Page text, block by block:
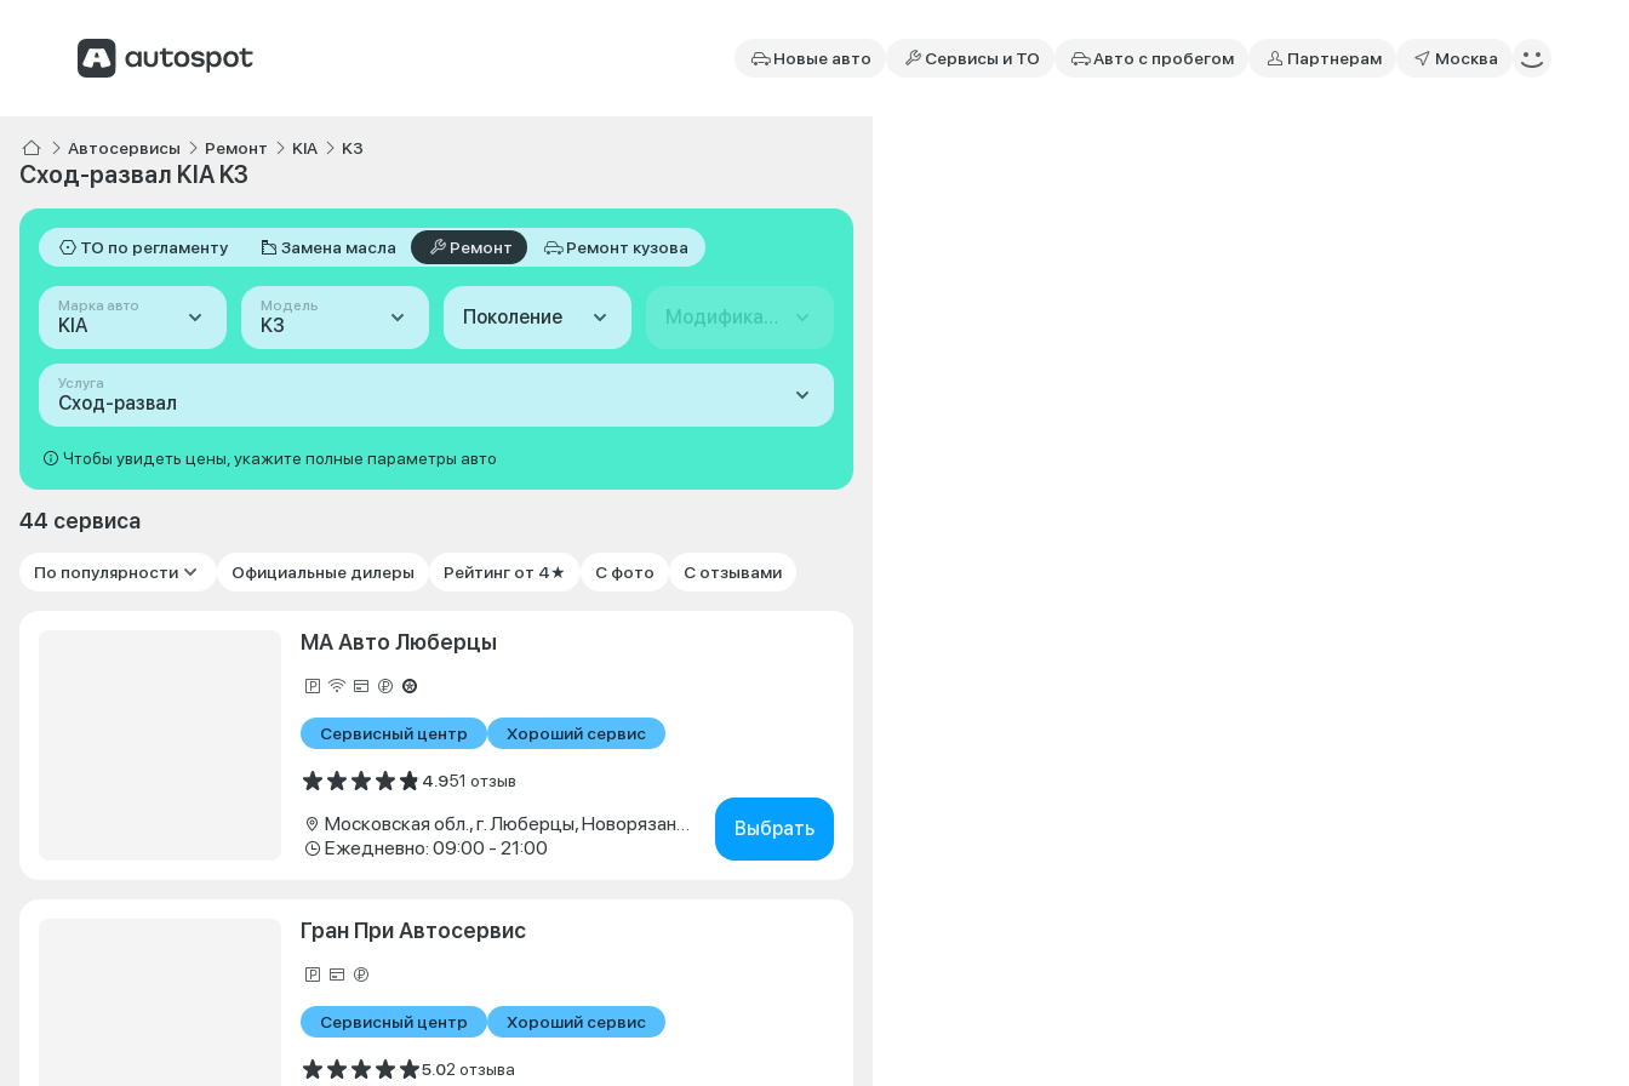
Новые авто Сервисы и ТО Авто с пробегом Партнерам Москва
Автосервисы Ремонт KIA K3
Сход-развал KIA K3
ТО по регламенту Замена масла Ремонт Ремонт кузова
Марка авто
KIA
Модель
K3 Поколение Модификация
Услуга
Сход-развал
Чтобы увидеть цены, укажите полные параметры авто
44 сервиса
По популярности Официальные дилеры Рейтинг от 4★ С фото С отзывами
МА Авто Люберцы
Сервисный центр Хороший сервис
4.951 отзыв
Московская обл., г. Люберцы, Новорязанское шоссе, д. 1г
Ежедневно: 09:00 - 21:00
Выбрать
Гран При Автосервис
Сервисный центр Хороший сервис
5.02 отзыва